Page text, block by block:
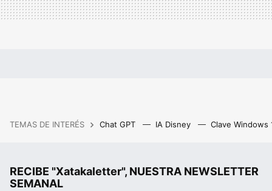
TEMAS DE INTERÉS Chat GPT IA Disney Clave Windows
RECIBE "Xatakaletter", NUESTRA NEWSLETTER
SEMANAL